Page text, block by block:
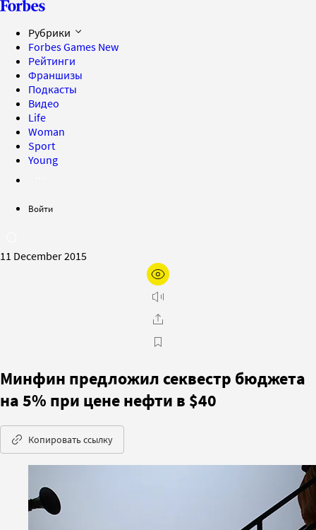
Рубрики
Forbes Games New
Рейтинги
Франшизы
Подкасты
Видео
Life
Woman
Sport
Young
Войти
11 December 2015
Минфин предложил секвестр бюджета
на 5% при цене нефти в $40
Копировать ссылку